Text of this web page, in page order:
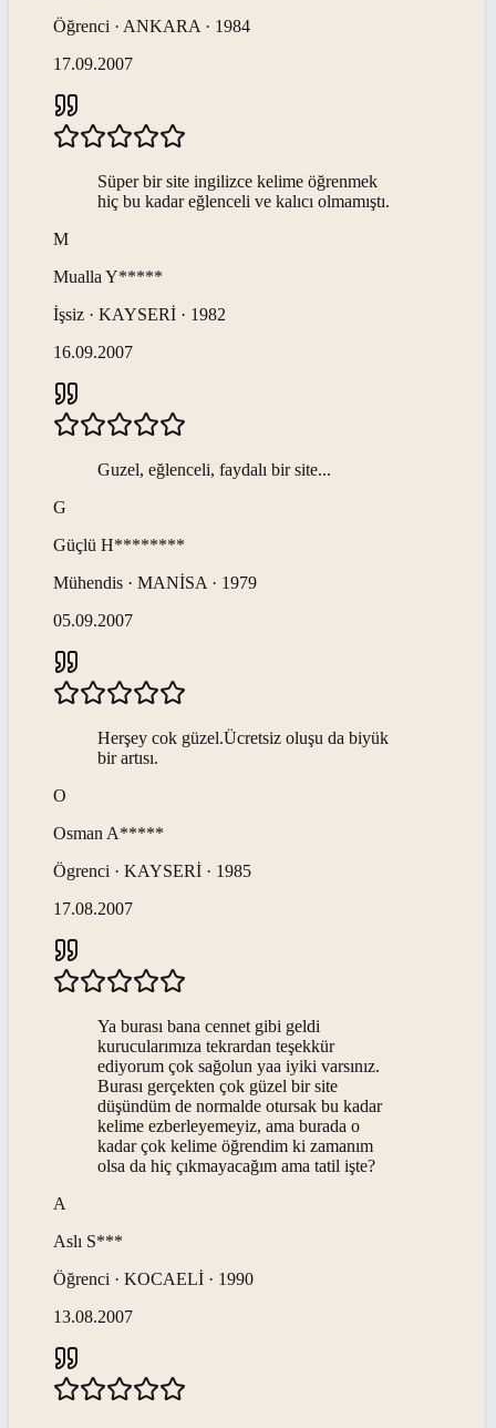
Öğrenci · ANKARA · 1984
17.09.2007
Süper bir site ingilizce kelime öğrenmek
hiç bu kadar eğlenceli ve kalıcı olmamıştı.
M
Mualla Y*****
İşsiz · KAYSERİ · 1982
16.09.2007
Guzel, eğlenceli, faydalı bir site...
G
Güçlü H********
Mühendis · MANİSA · 1979
05.09.2007
Herşey cok güzel.Ücretsiz oluşu da biyük
bir artısı.
O
Osman A*****
Ögrenci · KAYSERİ · 1985
17.08.2007
Ya burası bana cennet gibi geldi
kurucularımıza tekrardan teşekkür
ediyorum çok sağolun yaa iyiki varsınız.
Burası gerçekten çok güzel bir site
düşündüm de normalde otursak bu kadar
kelime ezberleyemeyiz, ama burada o
kadar çok kelime öğrendim ki zamanım
olsa da hiç çıkmayacağım ama tatil işte?
A
Aslı S***
Öğrenci · KOCAELİ · 1990
13.08.2007